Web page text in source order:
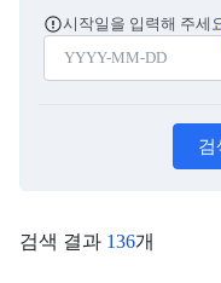
시작일을 입력해 주세
조회
시작날짜
검
검색 결과 136개